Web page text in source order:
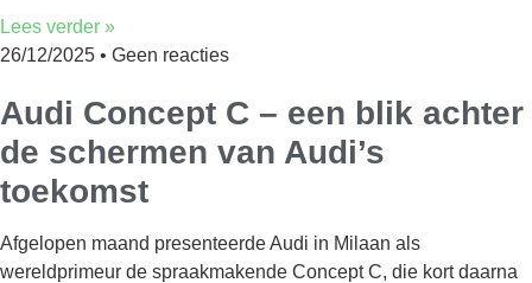
Lees verder »
26/12/2025
Geen reacties
Audi Concept C – een blik achter
de schermen van Audi’s
toekomst
Afgelopen maand presenteerde Audi in Milaan als
wereldprimeur de spraakmakende Concept C, die kort daarna